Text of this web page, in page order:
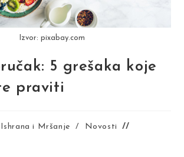
Izvor: pixabay.com
5 grešaka koje
praviti
Ishrana i Mršanje /
Novosti